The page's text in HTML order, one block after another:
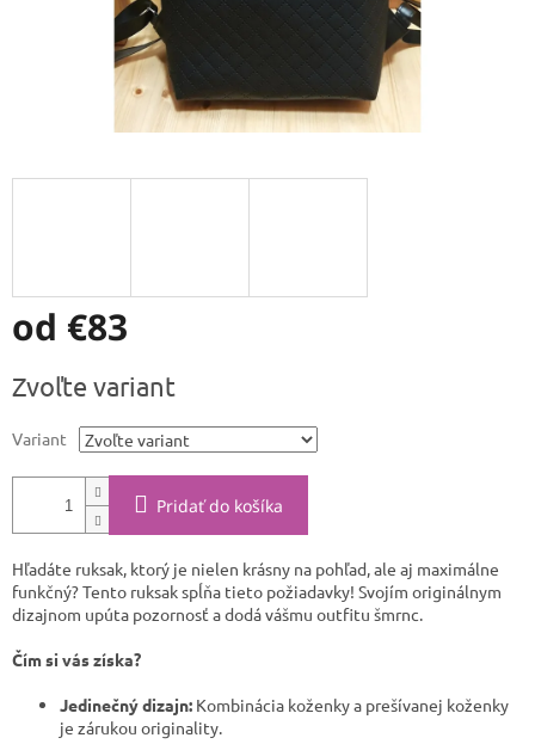
od €83
cena:
Zvoľte variant
Variant
Pridať do košíka
Hľadáte ruksak, ktorý je nielen krásny na pohľad, ale aj maximálne
funkčný? Tento ruksak spĺňa tieto požiadavky! Svojím originálnym
dizajnom upúta pozornosť a dodá vášmu outfitu šmrnc.
Čím si vás získa?
Jedinečný dizajn: Kombinácia koženky a prešívanej koženky
je zárukou originality.